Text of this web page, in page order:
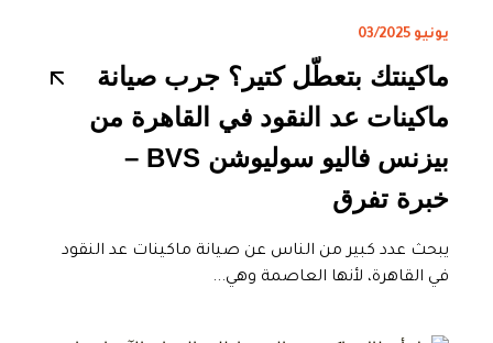
يونيو 03/2025
ماكينتك بتعطّل كتير؟ جرب صيانة
ماكينات عد النقود في القاهرة من
بيزنس فاليو سوليوشن BVS –
خبرة تفرق
يبحث عدد كبير من الناس عن صيانة ماكينات عد النقود
في القاهرة، لأنها العاصمة وهي...